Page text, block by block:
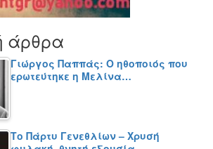
άρθρα
Γιώργος Παππάς: Ο ηθοποιός που
ερωτεύτηκε η Μελίνα…
Το Πάρτυ Γενεθλίων – Χρυσή